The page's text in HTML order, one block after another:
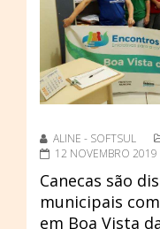
ALINE - SOFTSUL
12 NOVEMBRO 2019
Canecas são
municipais
em Boa Vista